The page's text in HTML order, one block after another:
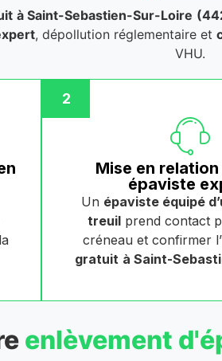
à Saint-Sebastien-Sur-Loire
, dépollution réglementaire et
VHU.
2
Mise en
épaviste
Un épaviste équipé
treuil prend contact
créneau et confirmer l’
gratuit à Saint-
enlèvement